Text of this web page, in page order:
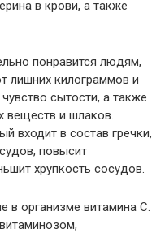
в крови, а также
понравится людям,
лишних килограммов и
сытости, а также
веществ и шлаков.
входит в состав гречки,
повысит
хрупкость сосудов.
в организме витамина С.